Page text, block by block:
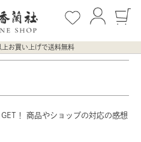
お買い上げで送料無料
！ 商品やショップの対応の感想